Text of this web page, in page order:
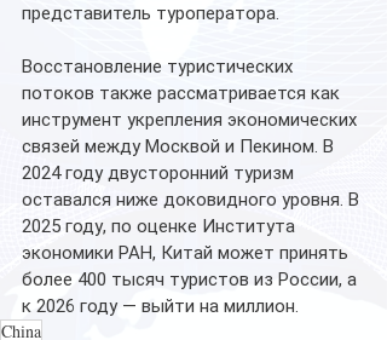
представитель туроператора.
Восстановление туристических
потоков также рассматривается как
инструмент укрепления экономических
связей между Москвой и Пекином. В
2024 году двусторонний туризм
оставался ниже доковидного уровня. В
2025 году, по оценке Института
экономики РАН, Китай может принять
более 400 тысяч туристов из России, а
к 2026 году — выйти на миллион.
China